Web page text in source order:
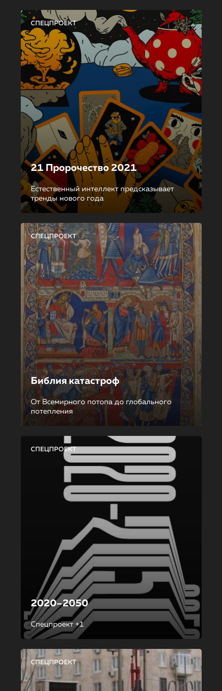
СПЕЦПРОЕКТ
21 Пророчество 2021
Естественный интеллект предсказывает
тренды нового года
СПЕЦПРОЕКТ
Библия катастроф
От Всемирного потопа до глобального
потепления
СПЕЦПРОЕКТ
2020–2050
Спецпроект +1
СПЕЦПРОЕКТ